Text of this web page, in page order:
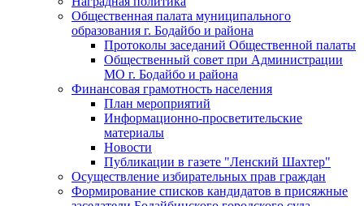
Общественная палата муниципального
образования г. Бодайбо и района
Протоколы заседаний Общественной палаты
Общественный совет при Администрации
МО г. Бодайбо и района
Финансовая грамотность населения
План мероприятий
Информационно-просветительские
материалы
Новости
Публикации в газете "Ленский Шахтер"
Осуществление избирательных прав граждан
Формирование списков кандидатов в присяжные